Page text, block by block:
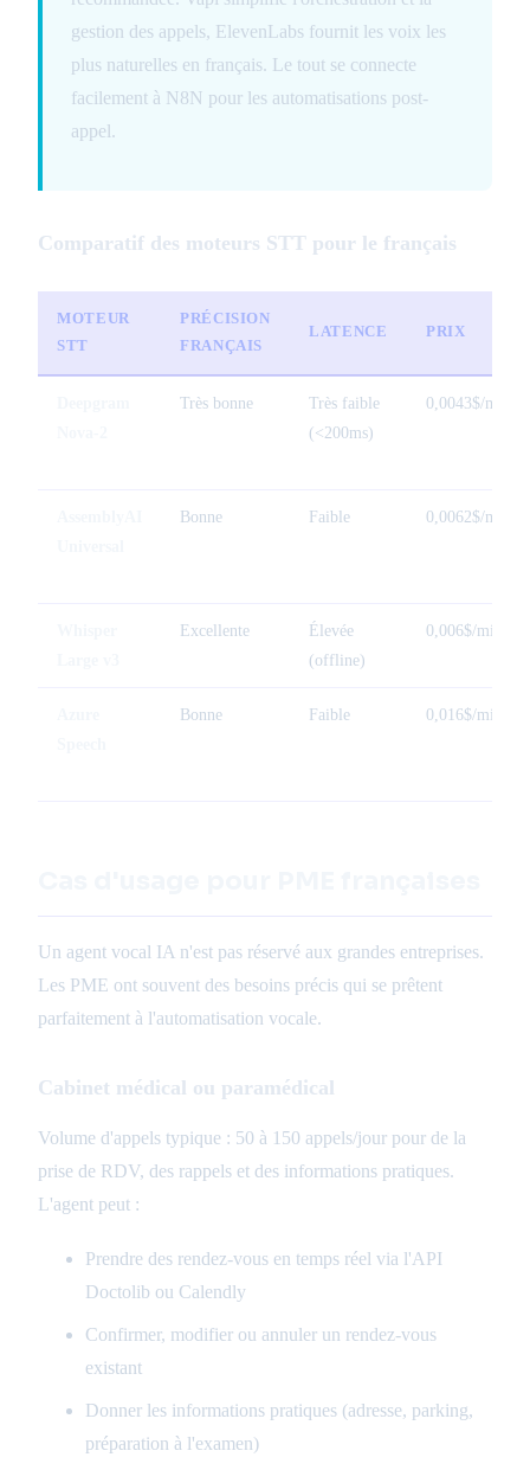
gestion des appels, ElevenLabs fournit les voix les
plus naturelles en français. Le tout se connecte
facilement à N8N pour les automatisations post-
appel.
Comparatif des moteurs STT pour le français
MOTEUR
STT
PRÉCISION
FRANÇAIS
LATENCE PRIX
Très bonne
Très faible
(<200ms)
0,0043$/min
Bonne Faible 0,0062$/min
Excellente
Élevée
(offline)
0,006$/min
Bonne Faible 0,016$/min
Un agent vocal IA n'est pas réservé aux grandes entreprises.
Les PME ont souvent des besoins précis qui se prêtent
parfaitement à l'automatisation vocale.
Cabinet médical ou paramédical
Volume d'appels typique : 50 à 150 appels/jour pour de la
prise de RDV, des rappels et des informations pratiques.
L'agent peut :
Prendre des rendez-vous en temps réel via l'API
Doctolib ou Calendly
Confirmer, modifier ou annuler un rendez-vous
existant
Donner les informations pratiques (adresse, parking,
préparation à l'examen)